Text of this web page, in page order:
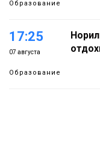
Образование
17:25
07 августа
Образование